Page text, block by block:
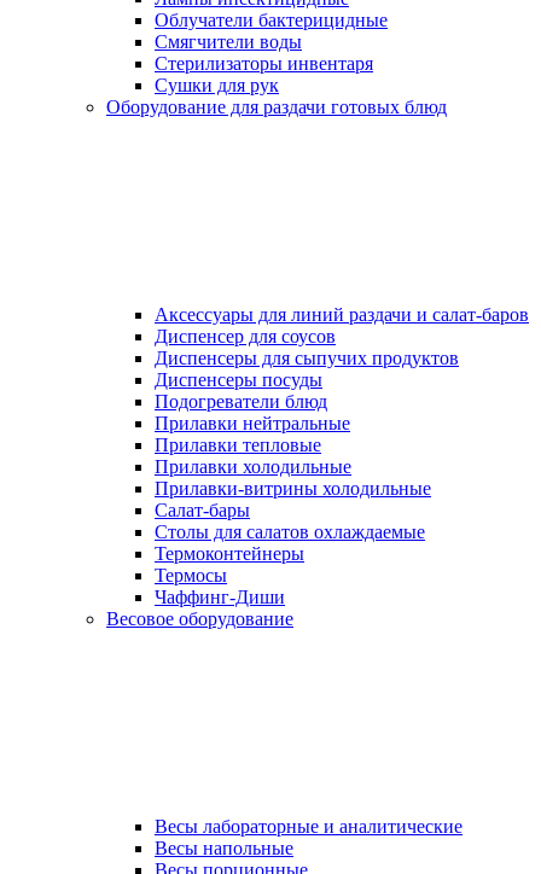
Облучатели бактерицидные
Смягчители воды
Стерилизаторы инвентаря
Сушки для рук
Оборудование для раздачи готовых блюд
Аксессуары для линий раздачи и салат-баров
Диспенсер для соусов
Диспенсеры для сыпучих продуктов
Диспенсеры посуды
Подогреватели блюд
Прилавки нейтральные
Прилавки тепловые
Прилавки холодильные
Прилавки-витрины холодильные
Салат-бары
Столы для салатов охлаждаемые
Термоконтейнеры
Термосы
Чаффинг-Диши
Весовое оборудование
Весы лабораторные и аналитические
Весы напольные
Весы порционные